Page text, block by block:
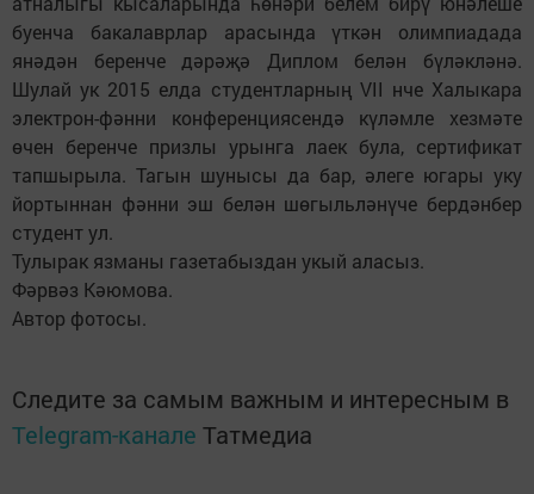
буенча бакалаврлар арасында үткән олимпиадада
янәдән беренче дәрәҗә Диплом белән бүләкләнә.
Шулай ук 2015 елда студентларның VII нче Халыкара
электрон-фәнни конференциясендә күләмле хезмәте
өчен беренче призлы урынга лаек була, сертификат
тапшырыла. Тагын шунысы да бар, әлеге югары уку
йортыннан фәнни эш белән шөгыльләнүче бердәнбер
студент ул.
Тулырак язманы газетабыздан укый аласыз.
Фәрвәз Кәюмова.
Автор фотосы.
Следите за самым важным и интересным в
Telegram-канале Татмедиа